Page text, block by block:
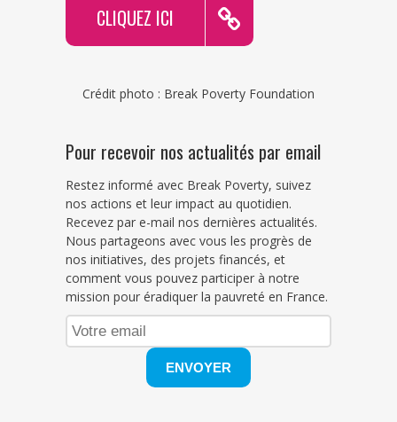
CLIQUEZ ICI
Crédit photo : Break Poverty Foundation
Pour recevoir nos actualités par email
Restez informé avec Break Poverty, suivez
nos actions et leur impact au quotidien.
Recevez par e-mail nos dernières actualités.
Nous partageons avec vous les progrès de
nos initiatives, des projets financés, et
comment vous pouvez participer à notre
mission pour éradiquer la pauvreté en France.